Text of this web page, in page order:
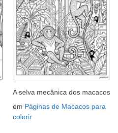
A selva mecânica dos macacos
em Páginas de Macacos para
colorir